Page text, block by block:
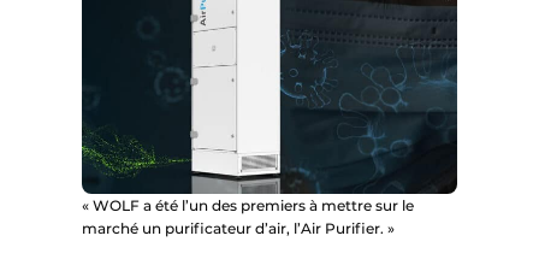
« WOLF a été l’un des premiers à mettre sur le
marché un purificateur d’air, l’Air Purifier. »